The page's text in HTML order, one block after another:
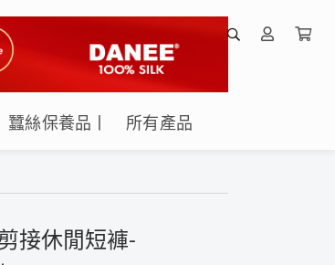
蠶絲保養品丨 所有產品
接休閒短褲-